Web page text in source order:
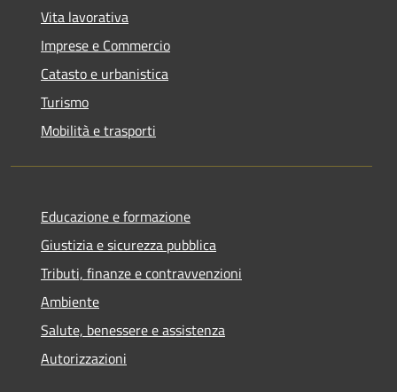
Vita lavorativa
Imprese e Commercio
Catasto e urbanistica
Turismo
Mobilità e trasporti
Educazione e formazione
Giustizia e sicurezza pubblica
Tributi, finanze e contravvenzioni
Ambiente
Salute, benessere e assistenza
Autorizzazioni